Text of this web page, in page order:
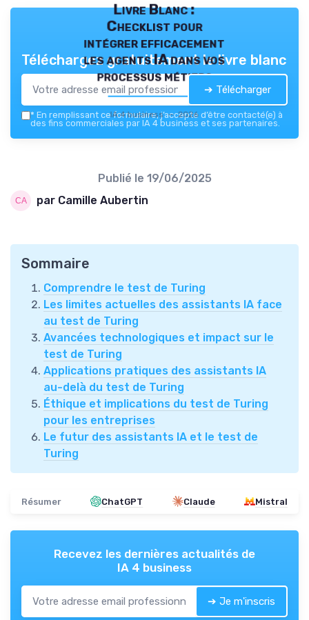
Livre Blanc :
Checklist pour
intégrer efficacement
les agents IA dans vos
processus métiers
IA 4 business — 2026
Téléchargez gratuitement le livre blanc
➔ Télécharger
* En remplissant ce formulaire, j’accepte d’être contacté(e) à
des fins commerciales par IA 4 business et ses partenaires.
Publié le 19/06/2025
par Camille Aubertin
Sommaire
Comprendre le test de Turing
Les limites actuelles des assistants IA face
au test de Turing
Avancées technologiques et impact sur le
test de Turing
Applications pratiques des assistants IA
au-delà du test de Turing
Éthique et implications du test de Turing
pour les entreprises
Le futur des assistants IA et le test de
Turing
Résumer ChatGPT Claude Mistral
Recevez les dernières actualités de
IA 4 business
➔ Je m'inscris